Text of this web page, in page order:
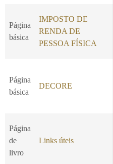
Página
básica
IMPOSTO DE
RENDA DE
PESSOA FÍSICA
Página
básica
DECORE
Página
de
livro
Links úteis